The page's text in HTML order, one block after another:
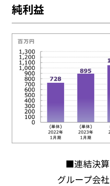
純利益
■連結決
グループ会